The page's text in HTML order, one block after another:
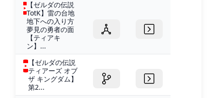
【ゼルダの伝説
TotK】雷の台地
地下への入り方
夢見の勇者の面
【ティアキ
ン】...
【ゼルダの伝説
ティアーズ オブ
ザ キングダム】
第2...